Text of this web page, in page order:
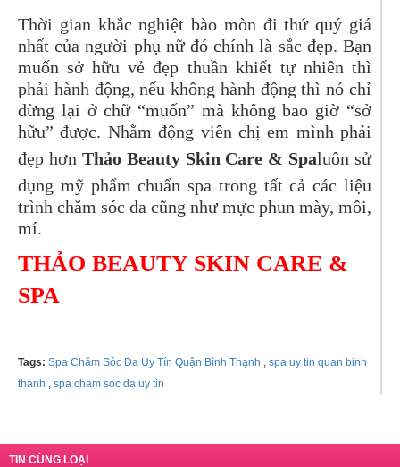
Thời gian khắc nghiệt bào mòn đi thứ quý giá
nhất của người phụ nữ đó chính là sắc đẹp. Bạn
muốn sở hữu vẻ đẹp thuần khiết tự nhiên thì
phải hành động, nếu không hành động thì nó chỉ
dừng lại ở chữ “muốn” mà không bao giờ “sở
hữu” được. Nhằm động viên chị em mình phải
đẹp hơn Thảo Beauty Skin Care & Spaluôn sử
dụng mỹ phẩm chuẩn spa trong tất cả các liệu
trình chăm sóc da cũng như mực phun mày, môi,
mí.
THẢO BEAUTY SKIN CARE &
SPA
Tags: Spa Chăm Sóc Da Uy Tín Quận Bình Thạnh , spa uy tin quan binh
thanh , spa cham soc da uy tin
TIN CÙNG LOẠI